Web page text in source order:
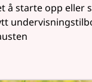
å starte opp eller